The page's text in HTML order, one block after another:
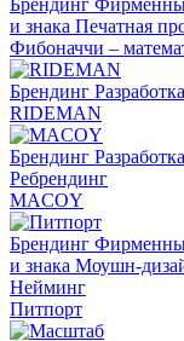
Брендинг
и знака Печатная
Фибоначчи –
Брендинг
RIDEMAN
Брендинг
Ребрендинг
MACOY
Брендинг
и знака Моушн-
Нейминг
Питпорт